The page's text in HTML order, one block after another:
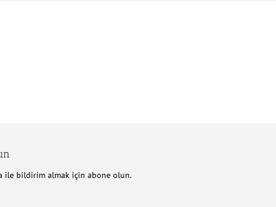
ile bildirim almak için abone olun.